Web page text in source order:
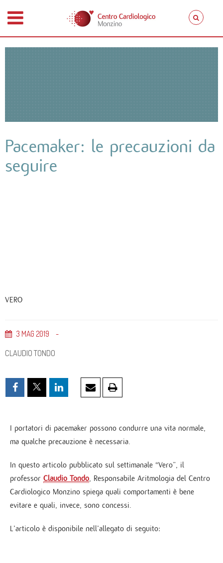
Pacemaker: le precauzioni da
seguire
VERO
3 MAG 2019
CLAUDIO TONDO
I portatori di pacemaker possono condurre una vita normale,
ma qualche precauzione è necessaria.
In questo articolo pubblicato sul settimanale “Vero”, il
professor Claudio Tondo , Responsabile Aritmologia del Centro
Cardiologico Monzino spiega quali comportamenti è bene
evitare e quali, invece, sono concessi.
L’articolo è disponibile nell’allegato di seguito: